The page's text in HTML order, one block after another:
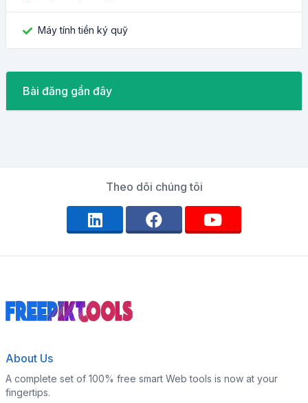
Máy tính tiền ký quỹ
Bài đăng gần đây
Theo dõi chúng tôi
About Us
A complete set of 100% free smart Web tools is now at your
fingertips.